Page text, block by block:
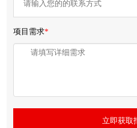
项目需求*
立即获取